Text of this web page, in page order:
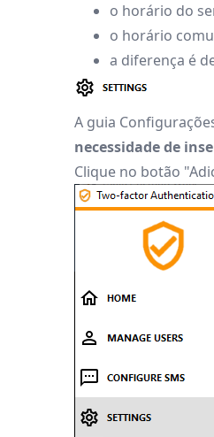
o horário do
o horário
a diferença é
A guia
necessidade de
Clique no botão